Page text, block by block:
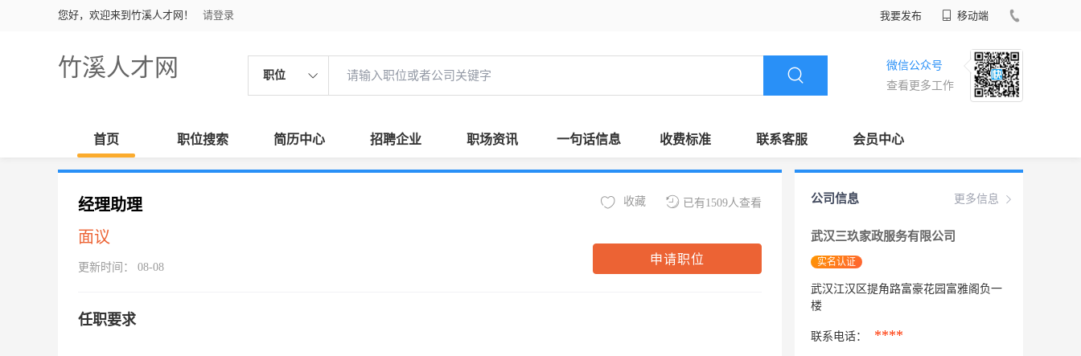
您好，欢迎来到竹溪人才网！ 请登录 我要发布 移动端
竹溪人才网 职位
微信公众号
查看更多工作
首页 职位搜索 简历中心 招聘企业 职场资讯 一句话信息 收费标准 联系客服 会员中心
经理助理
面议
更新时间： 08-08
已有1509人查看
收藏
申请职位
任职要求
更多信息
公司信息
武汉三玖家政服务有限公司
实名认证
武汉江汉区提角路富豪花园富雅阁负一
楼
联系电话： ****